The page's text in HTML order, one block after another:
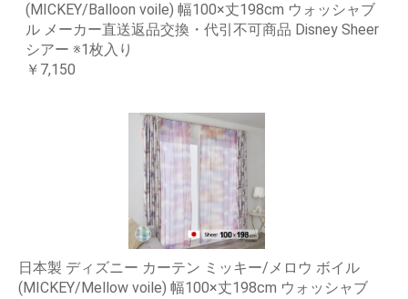
(MICKEY/Balloon voile) 幅100×丈198cm ウォッシャブ
ル メーカー直送返品交換・代引不可商品 Disney Sheer
シアー ※1枚入り
￥7,150
日本製 ディズニー カーテン ミッキー/メロウ ボイル
(MICKEY/Mellow voile) 幅100×丈198cm ウォッシャブ